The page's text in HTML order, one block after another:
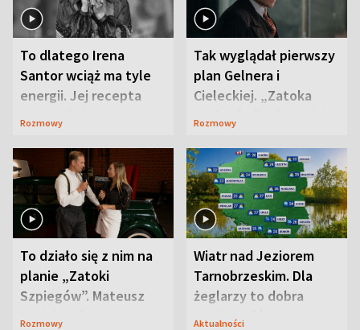
To dlatego Irena
Santor wciąż ma tyle
energii. Jej recepta
jest zaskakująco
Rozmowy
Tak wyglądał pierwszy
plan Gelnera i
Cieleckiej. „Zatoka
szpiegów” od razu ich
Rozmowy
To działo się z nim na
planie „Zatoki
Szpiegów”. Mateusz
Janicki odsłonił
Rozmowy
Wiatr nad Jeziorem
Tarnobrzeskim. Dla
żeglarzy to dobra
wiadomość
Aktualności